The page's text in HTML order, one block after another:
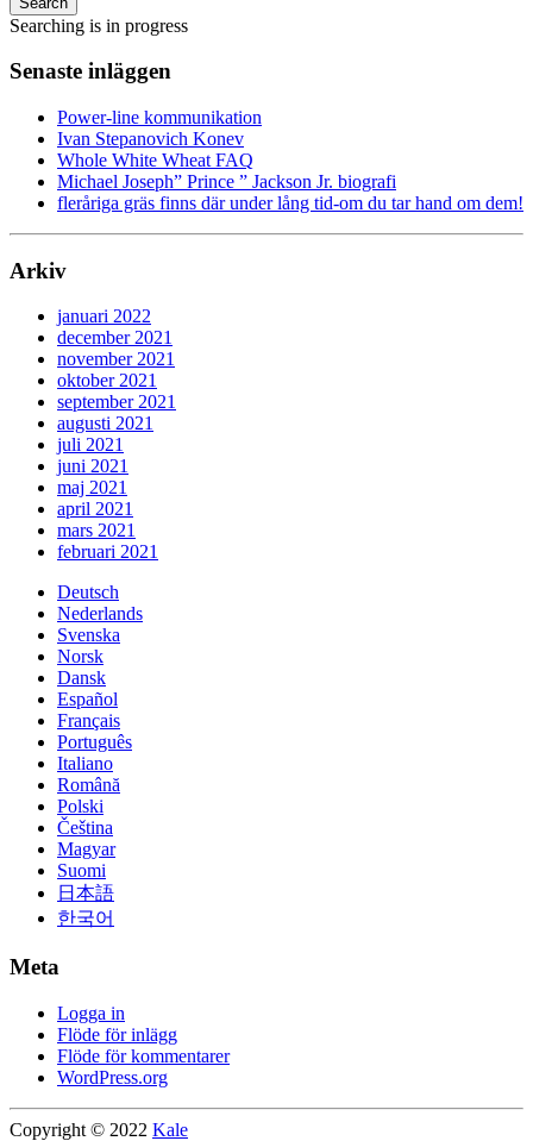
Searching is in progress
Senaste inläggen
Power-line kommunikation
Ivan Stepanovich Konev
Whole White Wheat FAQ
Michael Joseph” Prince ” Jackson Jr. biografi
fleråriga gräs finns där under lång tid-om du tar hand om dem!
Arkiv
januari 2022
december 2021
november 2021
oktober 2021
september 2021
augusti 2021
juli 2021
juni 2021
maj 2021
april 2021
mars 2021
februari 2021
Deutsch
Nederlands
Svenska
Norsk
Dansk
Español
Français
Português
Italiano
Română
Polski
Čeština
Magyar
Suomi
日本語
한국어
Meta
Logga in
Flöde för inlägg
Flöde för kommentarer
WordPress.org
Copyright © 2022 Kale